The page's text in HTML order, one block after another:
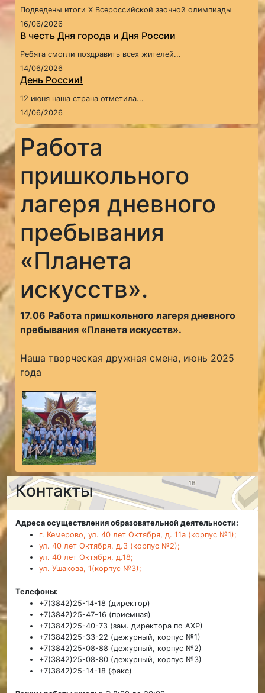
Подведены итоги X Всероссийской заочной олимпиады
16/06/2026
В честь Дня города и Дня России
Ребята смогли поздравить всех жителей...
14/06/2026
День России!
12 июня наша страна отметила...
14/06/2026
Работа
пришкольного
лагеря дневного
пребывания
«Планета
искусств».
17.06 Работа пришкольного лагеря дневного
пребывания «Планета искусств».
Наша творческая дружная смена, июнь 2025
года
Контакты
Адреса осуществления образовательной деятельности:
г. Кемерово, ул. 40 лет Октября, д. 11а (корпус №1);
ул. 40 лет Октября, д.3 (корпус №2);
ул. 40 лет Октября, д.18;
ул. Ушакова, 1(корпус №3);
Телефоны:
+7(3842)25-14-18 (директор)
+7(3842)25-47-16 (приемная)
+7(3842)25-40-73 (зам. директора по АХР)
+7(3842)25-33-22 (дежурный, корпус №1)
+7(3842)25-08-88 (дежурный, корпус №2)
+7(3842)25-08-80 (дежурный, корпус №3)
+7(3842)25-14-18 (факс)